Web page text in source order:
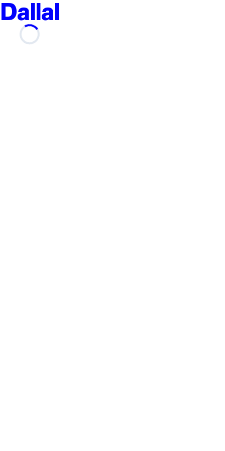
Dallal